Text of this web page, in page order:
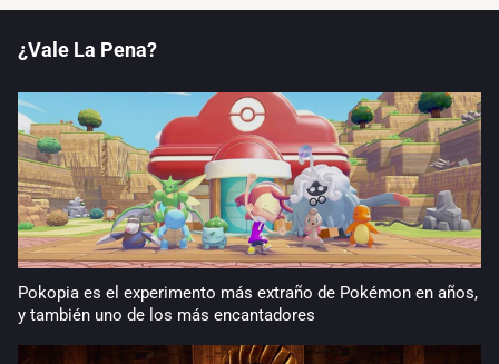
¿Vale La Pena?
Pokopia es el experimento más extraño de Pokémon en años,
y también uno de los más encantadores